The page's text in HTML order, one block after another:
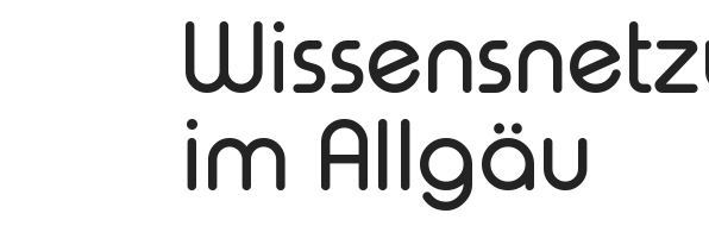
im Allgäu